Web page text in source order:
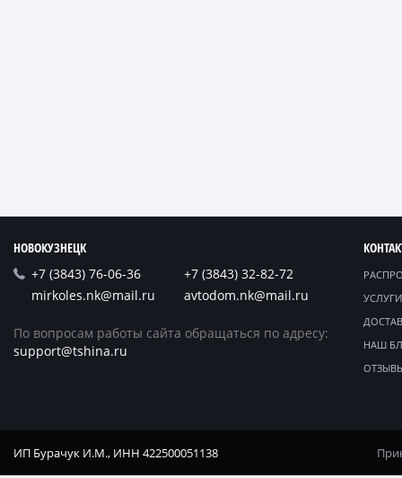
НОВОКУЗНЕЦК
+7 (3843) 76-06-36
+7 (3843) 32-82-72
mirkoles.nk@mail.ru
avtodom.nk@mail.ru
По вопросам работы сайта обращаться по адресу:
support@tshina.ru
НАШ
ИП Бурачук И.М., ИНН 422500051138